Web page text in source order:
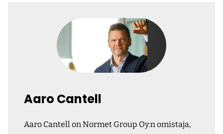
Aaro Cantell
Aaro Cantell on Normet Group Oy:n omistaja,